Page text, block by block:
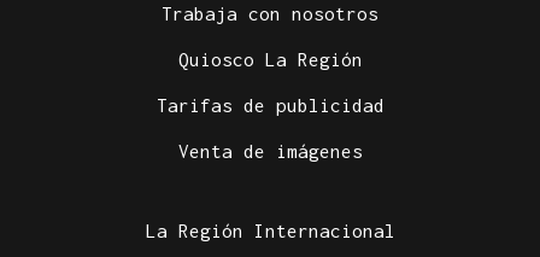
La UEFA admite el pago a la supuesta amante de
Trabaja con nosotros
Quiosco La Región
Tarifas de publicidad
Venta de imágenes
La Región Internacional